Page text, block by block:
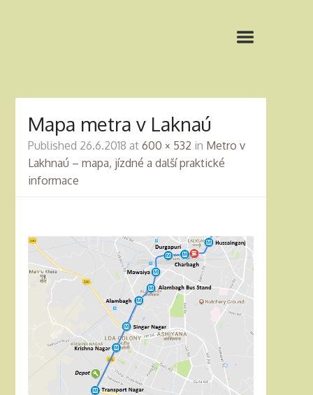
Mapa metra v Laknaú
Published 26.6.2018 at600 × 532 in Metro v
Lakhnaú – mapa, jízdné a další praktické
informace